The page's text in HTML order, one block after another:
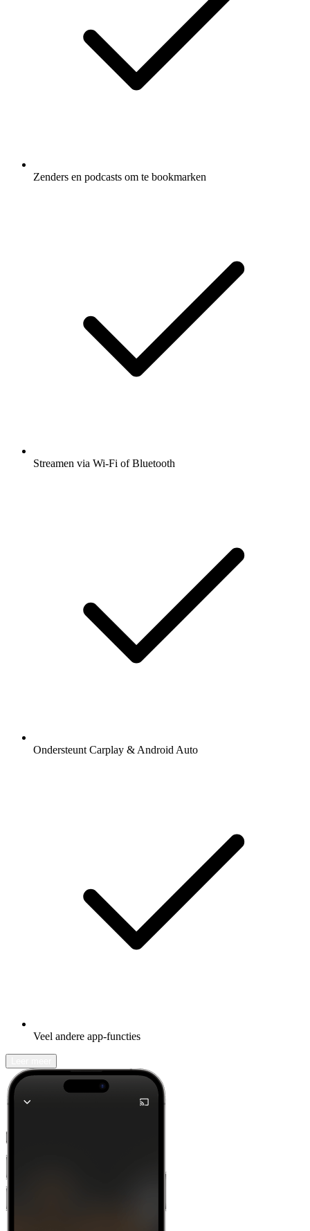
Zenders en podcasts om te bookmarken
Streamen via Wi-Fi of Bluetooth
Ondersteunt Carplay & Android Auto
Veel andere app-functies